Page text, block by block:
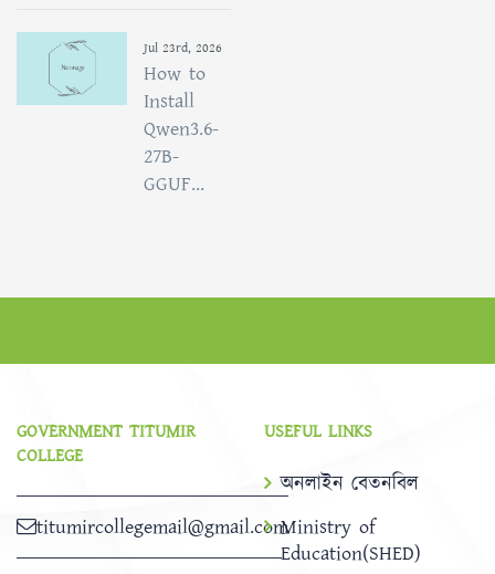
Jul 23rd, 2026
How to
Install
Qwen3.6-
27B-
GGUF...
GOVERNMENT TITUMIR
COLLEGE
titumircollegemail@gmail.com
USEFUL LINKS
অনলাইন বেতনবিল
Ministry of
Education(SHED)